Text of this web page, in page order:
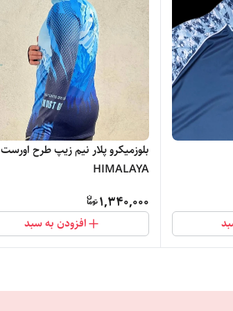
بلوزمیکرو پلار نیم زیپ طرح اورست
HIMALAYA
1,340,000
افزودن به سبد